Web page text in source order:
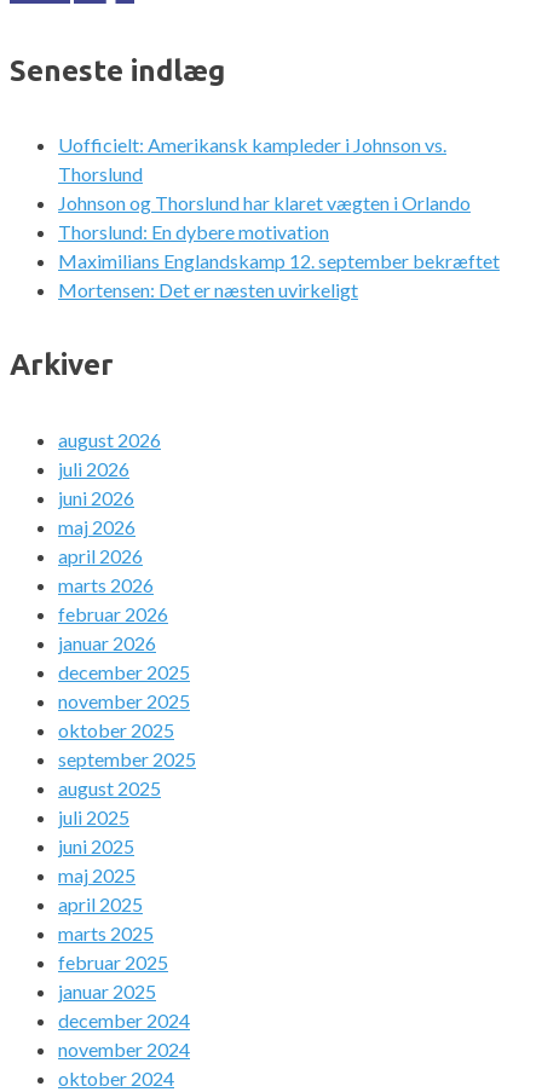
Seneste indlæg
Uofficielt: Amerikansk kampleder i Johnson vs.
Thorslund
Johnson og Thorslund har klaret vægten i Orlando
Thorslund: En dybere motivation
Maximilians Englandskamp 12. september bekræftet
Mortensen: Det er næsten uvirkeligt
Arkiver
august 2026
juli 2026
juni 2026
maj 2026
april 2026
marts 2026
februar 2026
januar 2026
december 2025
november 2025
oktober 2025
september 2025
august 2025
juli 2025
juni 2025
maj 2025
april 2025
marts 2025
februar 2025
januar 2025
december 2024
november 2024
oktober 2024